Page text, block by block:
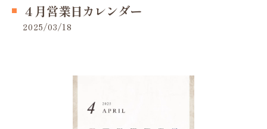
４月営業日カレンダー
2025/03/18